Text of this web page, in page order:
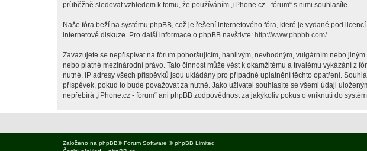
průběžně sledovat vzhledem k tomu, že používáním „iPhone.cz - fórum“ s nimi souhlasíte.
Naše fóra beží na systému phpBB, což je řešení internetového fóra, které je vydané pod licencí
internetové diskuze. Pro další informace o phpBB navštivte: http://www.phpbb.com/.
Zavazujete se nepřispívat na fórum pohoršujícím, hanlivým, nevhodným, vulgárním nebo
nebo platné mezinárodní právo. Tato činnost může vést k okamžitému a trvalému vykázání z
nutné. IP adresy všech příspěvků jsou ukládány pro případné uplatnění těchto opatření.
příspěvek, pokud to bude považovat za nutné. Jako uživatel souhlasíte se všemi údaji
nepřebírá „iPhone.cz - fórum“ ani phpBB zodpovědnost za jakýkoliv pokus o vniknutí do
Založeno na phpBB® Forum Software © phpBB Limited